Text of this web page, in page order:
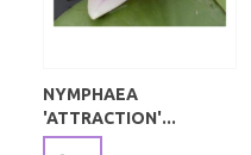
NYMPHAEA
'ATTRACTION'...